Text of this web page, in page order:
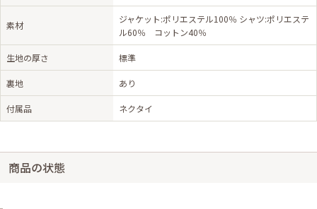
素材
ジャケット:ポリエステル100％ シャツ:ポリエステ
ル60％ コットン40％
生地の厚さ 標準
裏地 あり
付属品 ネクタイ
商品の状態